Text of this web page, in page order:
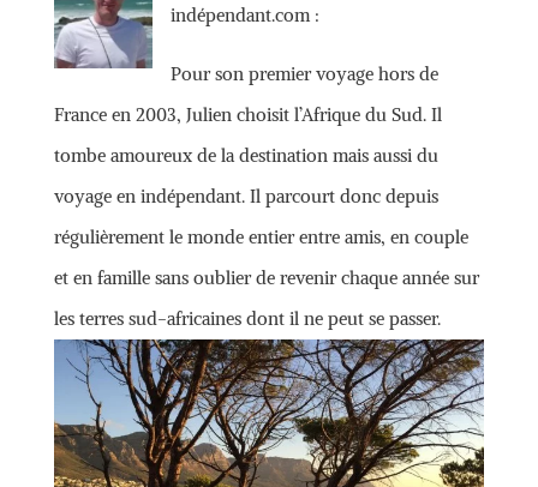
indépendant.com :
Pour son premier voyage hors de
France en 2003, Julien choisit l’Afrique du Sud. Il
tombe amoureux de la destination mais aussi du
voyage en indépendant. Il parcourt donc depuis
régulièrement le monde entier entre amis, en couple
et en famille sans oublier de revenir chaque année sur
les terres sud-africaines dont il ne peut se passer.